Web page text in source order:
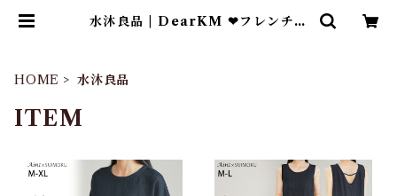
水沐良品 | DearKM ❤︎フレンチブ
HOME 水沐良品
ITEM